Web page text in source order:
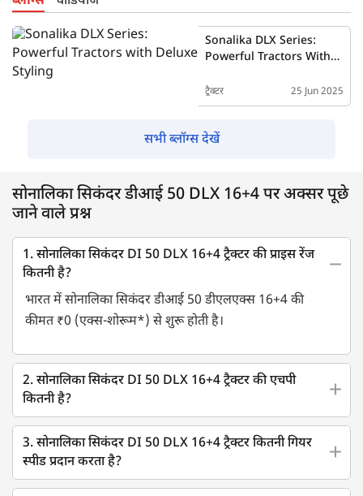
Sonalika DLX Series:
Powerful Tractors With
ट्रैक्टर 25 Jun 2025
सभी ब्लॉग्स देखें
सोनालिका सिकंदर डीआई 50 DLX 16+4 पर अक्सर पूछे
जाने वाले प्रश्न
1. सोनालिका सिकंदर DI 50 DLX 16+4 ट्रैक्टर की प्राइस रेंज
कितनी है?
भारत में सोनालिका सिकंदर डीआई 50 ​​डीएलएक्स 16+4 की
कीमत ₹0 (एक्स-शोरूम*) से शुरू होती है।
2. सोनालिका सिकंदर DI 50 DLX 16+4 ट्रैक्टर की एचपी
कितनी है?
3. सोनालिका सिकंदर DI 50 DLX 16+4 ट्रैक्टर कितनी गियर
स्पीड प्रदान करता है?